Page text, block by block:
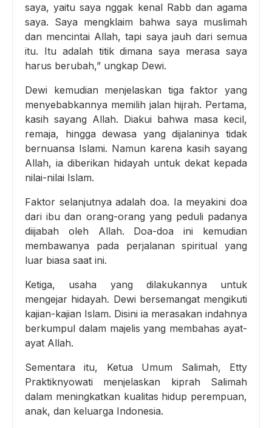
saya, yaitu saya nggak kenal Rabb dan agama
saya. Saya mengklaim bahwa saya muslimah
dan mencintai Allah, tapi saya jauh dari semua
itu. Itu adalah titik dimana saya merasa saya
harus berubah,” ungkap Dewi.
Dewi kemudian menjelaskan tiga faktor yang
menyebabkannya memilih jalan hijrah. Pertama,
kasih sayang Allah. Diakui bahwa masa kecil,
remaja, hingga dewasa yang dijalaninya tidak
bernuansa Islami. Namun karena kasih sayang
Allah, ia diberikan hidayah untuk dekat kepada
nilai-nilai Islam.
Faktor selanjutnya adalah doa. Ia meyakini doa
dari ibu dan orang-orang yang peduli padanya
diijabah oleh Allah. Doa-doa ini kemudian
membawanya pada perjalanan spiritual yang
luar biasa saat ini.
Ketiga, usaha yang dilakukannya untuk
mengejar hidayah. Dewi bersemangat mengikuti
kajian-kajian Islam. Disini ia merasakan indahnya
berkumpul dalam majelis yang membahas ayat-
ayat Allah.
Sementara itu, Ketua Umum Salimah, Etty
Praktiknyowati menjelaskan kiprah Salimah
dalam meningkatkan kualitas hidup perempuan,
anak, dan keluarga Indonesia.